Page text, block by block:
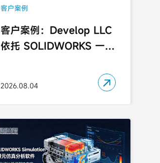
客户案例
客户案例：Develop LLC
依托 SOLIDWORKS 一体
思维突破定制自动化设备
研发瓶颈
2026.08.04 